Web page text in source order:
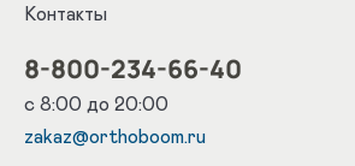
Контакты
8-800-234-66-40
с 8:00 до 20:00
zakaz@orthoboom.ru